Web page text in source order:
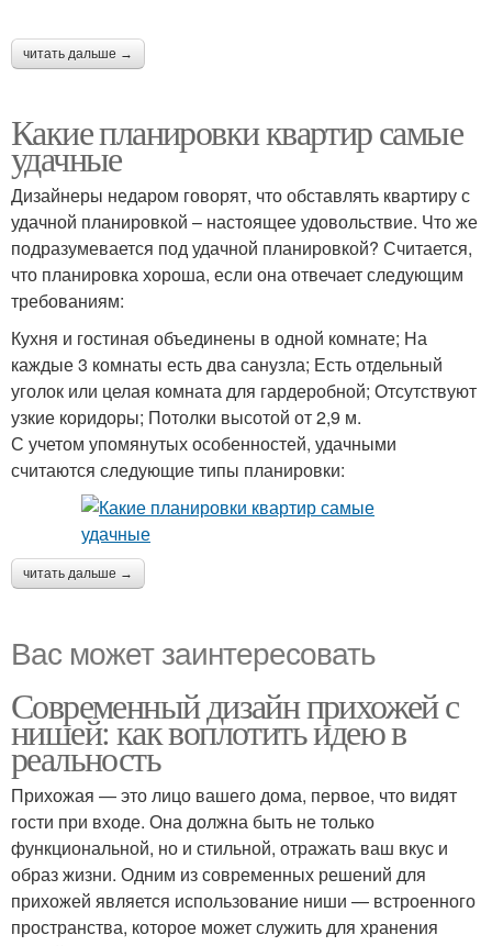
читать дальше →
Какие планировки квартир самые
удачные
Дизайнеры недаром говорят, что обставлять квартиру с
удачной планировкой – настоящее удовольствие. Что же
подразумевается под удачной планировкой? Считается,
что планировка хороша, если она отвечает следующим
требованиям:
Кухня и гостиная объединены в одной комнате; На
каждые 3 комнаты есть два санузла; Есть отдельный
уголок или целая комната для гардеробной; Отсутствуют
узкие коридоры; Потолки высотой от 2,9 м.
С учетом упомянутых особенностей, удачными
считаются следующие типы планировки:
читать дальше →
Вас может заинтересовать
Современный дизайн прихожей с
нишей: как воплотить идею в
реальность
Прихожая — это лицо вашего дома, первое, что видят
гости при входе. Она должна быть не только
функциональной, но и стильной, отражать ваш вкус и
образ жизни. Одним из современных решений для
прихожей является использование ниши — встроенного
пространства, которое может служить для хранения